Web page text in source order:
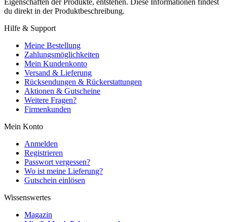
Eigenschaften der Produkte, entstehen. Diese Informationen findest
du direkt in der Produktbeschreibung.
Hilfe & Support
Meine Bestellung
Zahlungsmöglichkeiten
Mein Kundenkonto
Versand & Lieferung
Rücksendungen & Rückerstattungen
Aktionen & Gutscheine
Weitere Fragen?
Firmenkunden
Mein Konto
Anmelden
Registrieren
Passwort vergessen?
Wo ist meine Lieferung?
Gutschein einlösen
Wissenswertes
Magazin